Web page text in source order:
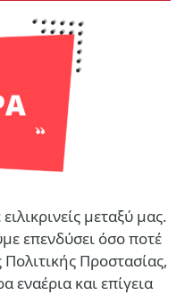
μεταξύ μας.
επενδύσει όσο ποτέ
Προστασίας,
εναέρια και επίγεια